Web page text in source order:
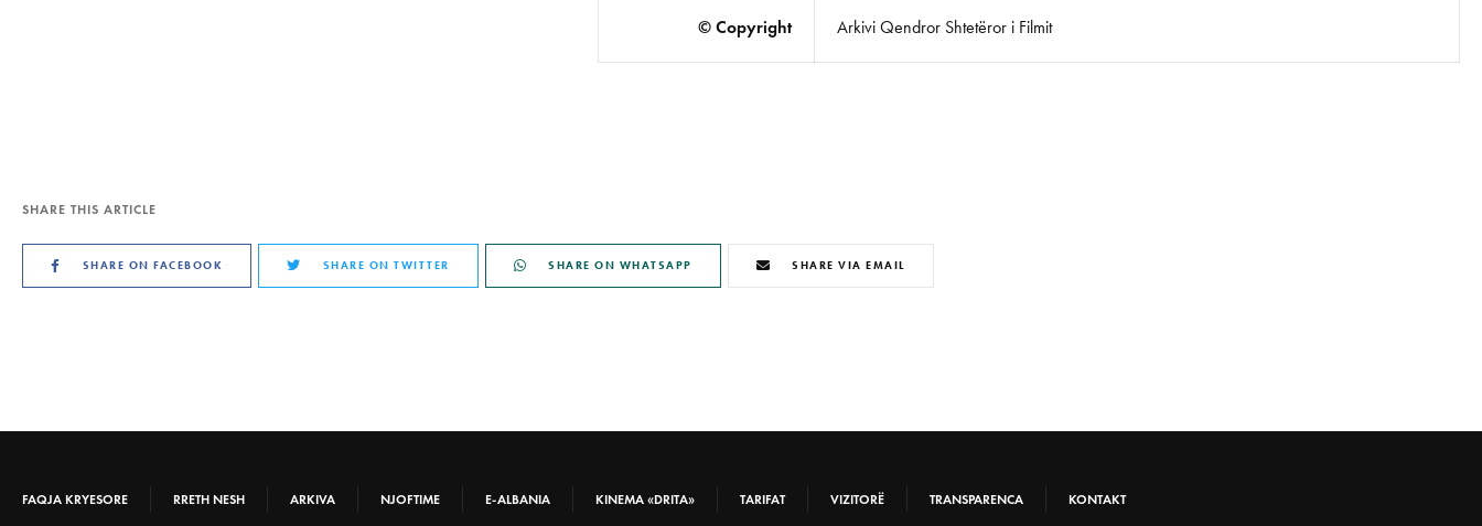
© Copyright Arkivi Qendror Shtetëror i Filmit
SHARE THIS ARTICLE
SHARE ON FACEBOOK SHARE ON TWITTER SHARE ON WHATSAPP SHARE VIA EMAIL
FAQJA KRYESORE RRETH NESH ARKIVA NJOFTIME E-ALBANIA KINEMA «DRITA» TARIFAT VIZITORË TRANSPARENCA KONTAKT